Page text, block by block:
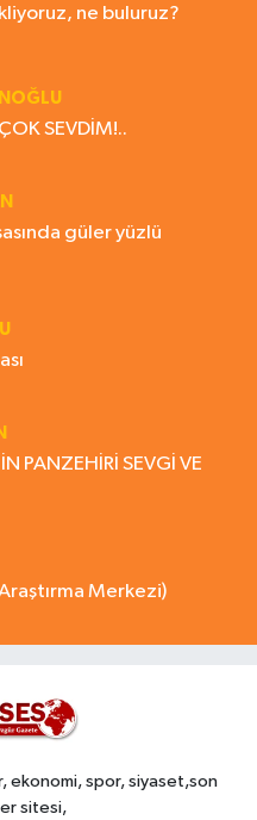
ne buluruz?
SEVDİM!..
güler yüzlü
PANZEHİRİ SEVGİ VE
RAM (Rehberlik Araştırma Merkezi)
ekonomi, spor, siyaset,son
sitesi,